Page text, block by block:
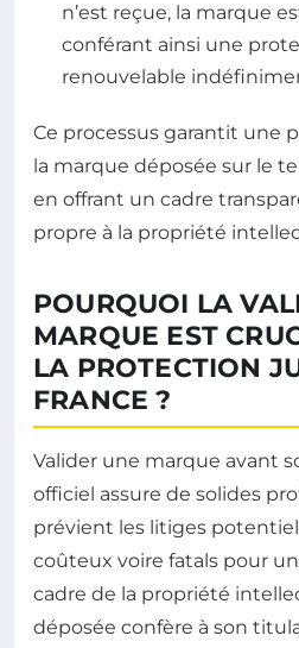
n’est reçue, la marque
conférant ainsi une
renouvelable
Ce processus garantit une
la marque déposée sur le
en offrant un cadre
propre à la propriété
POURQUOI LA
MARQUE EST
LA PROTECTION
FRANCE ?
Valider une marque avant
officiel assure de solides
prévient les litiges
coûteux voire fatals pour
cadre de la propriété
déposée confère à son